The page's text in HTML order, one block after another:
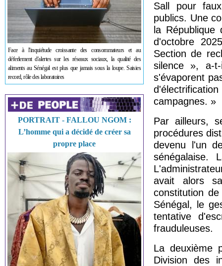
Face à l'inquiétude croissante des consommateurs et au
déferlement d'alertes sur les réseaux sociaux, la qualité des
aliments au Sénégal est plus que jamais sous la loupe. Saisies
record, rôle des laboratoires
PORTRAIT - FALLOU NGOM :
L’homme qui a décidé de créer sa
propre place
Sall pour
publics. Une
la
d'octobre
Section de
silence », a-
s'évaporent
campagnes. »
Par ailleurs,
procédures
devenu l'un
sénégalaise.
avait alors
constitution
Sénégal, le
tentative
frauduleuses.
La deuxième
Division des